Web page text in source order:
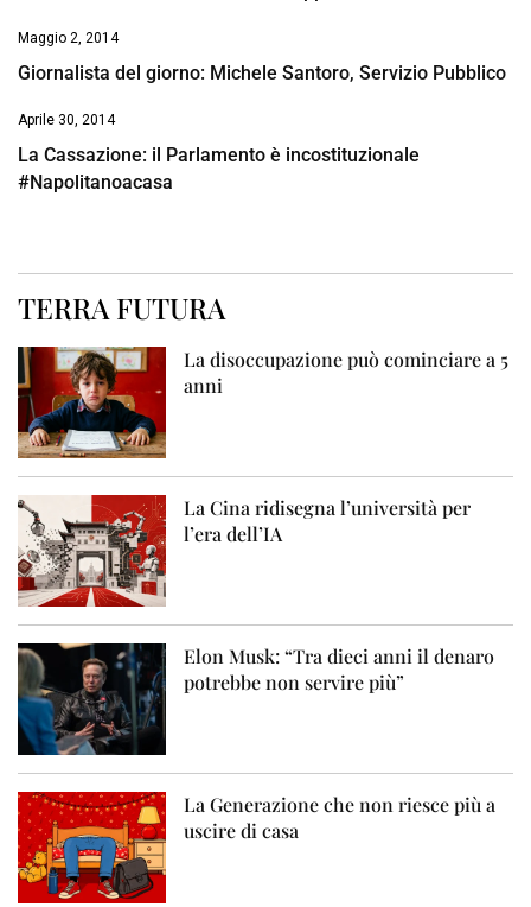
Maggio 2, 2014
Giornalista del giorno: Michele Santoro, Servizio Pubblico
Aprile 30, 2014
La Cassazione: il Parlamento è incostituzionale
#Napolitanoacasa
TERRA FUTURA
La disoccupazione può cominciare a 5
anni
La Cina ridisegna l’università per
l’era dell’IA
Elon Musk: “Tra dieci anni il denaro
potrebbe non servire più”
La Generazione che non riesce più a
uscire di casa